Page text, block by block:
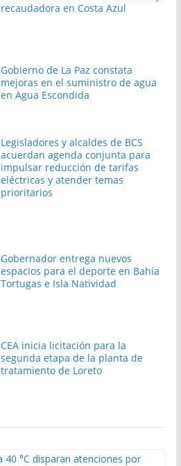
recaudadora en Costa Azul
Gobierno de La Paz constata
mejoras en el suministro de agua
en Agua Escondida
Legisladores y alcaldes de BCS
acuerdan agenda conjunta para
impulsar reducción de tarifas
eléctricas y atender temas
prioritarios
Gobernador entrega nuevos
espacios para el deporte en Bahía
Tortugas e Isla Natividad
CEA inicia licitación para la
segunda etapa de la planta de
tratamiento de Loreto